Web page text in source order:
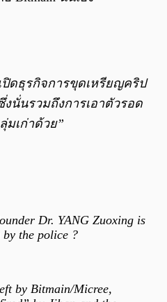
ปิดธุรกิจการขุดเหรียญคริป
นั่นรวมถึงการเอาตัวรอด
มเก่าด้วย”
Dr. YANG Zuoxing is
the police ?
by Bitmain/Micree,